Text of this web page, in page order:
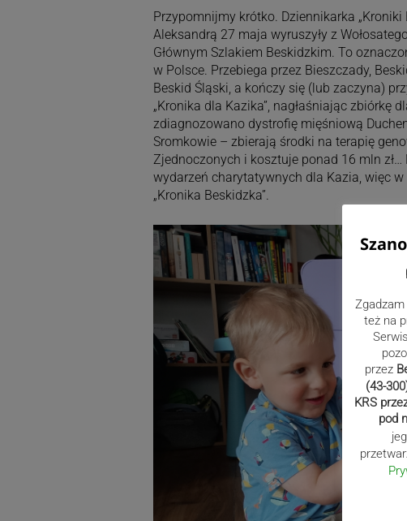
Przypomnijmy krótko. Dziennikarka
Aleksandrą 27 maja wyruszyły z
Głównym Szlakiem Beskidzkim. To
w Polsce. Przebiega przez Bieszczady,
Beskid Śląski, a kończy się (lub zaczyna)
„Kronika dla Kazika”, nagłaśniając zbiórkę
zdiagnozowano dystrofię mięśniową
Sromkowie – zbierają środki na terapię
Zjednoczonych i kosztuje ponad 16 mln
wydarzeń charytatywnych dla Kazia, więc
„Kronika Beskidzka”.
też na
przez
(43-
KRS
pod